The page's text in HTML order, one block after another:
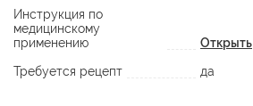
Инструкция по
медицинскому
применению
Открыть
Требуется рецепт
да